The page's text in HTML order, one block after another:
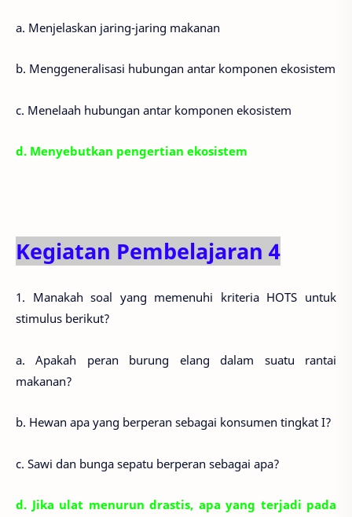
a. Menjelaskan jaring-jaring makanan
b. Menggeneralisasi hubungan antar komponen ekosistem
c. Menelaah hubungan antar komponen ekosistem
d. Menyebutkan pengertian ekosistem
Kegiatan Pembelajaran 4
1. Manakah soal yang memenuhi kriteria HOTS untuk
stimulus berikut?
a. Apakah peran burung elang dalam suatu rantai
makanan?
b. Hewan apa yang berperan sebagai konsumen tingkat I?
c. Sawi dan bunga sepatu berperan sebagai apa?
d. Jika ulat menurun drastis, apa yang terjadi pada